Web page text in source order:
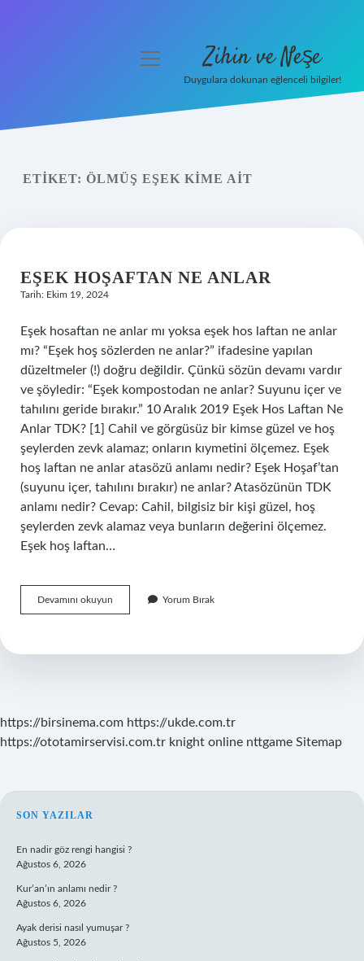
Yasal Uyarı
menüyü
Zihin ve Neşe
Duygulara dokunan eğlenceli bilgiler!
ETIKET: ÖLMÜŞ EŞEK KIME AIT
EŞEK HOŞAFTAN NE ANLAR
Tarih: Ekim 19, 2024
Eşek hosaftan ne anlar mı yoksa eşek hos laftan ne anlar
mı? “Eşek hoş sözlerden ne anlar?” ifadesine yapılan
düzeltmeler (!) doğru değildir. Çünkü sözün devamı vardır
ve şöyledir: “Eşek kompostodan ne anlar? Suyunu içer ve
tahılını geride bırakır.” 10 Aralık 2019 Eşek Hos Laftan Ne
Anlar TDK? [1] Cahil ve görgüsüz bir kimse güzel ve hoş
şeylerden zevk alamaz; onların kıymetini ölçemez. Eşek
hoş laftan ne anlar atasözü anlamı nedir? Eşek Hoşaf’tan
(suyunu içer, tahılını bırakır) ne anlar? Atasözünün TDK
anlamı nedir? Cevap: Cahil, bilgisiz bir kişi güzel, hoş
şeylerden zevk alamaz veya bunların değerini ölçemez.
Eşek hoş laftan…
Devamını okuyun
Hoşaftan
Yorum Bırak
https://birsinema.com https://ukde.com.tr
https://ototamirservisi.com.tr knight online nttgame Sitemap
SIDEBAR
SON YAZILAR
En nadir göz rengi hangisi ?
Ağustos 6, 2026
Kur’an’ın anlamı nedir ?
Ağustos 6, 2026
Ayak derisi nasıl yumuşar ?
Ağustos 5, 2026